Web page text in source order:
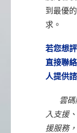
到最優
求。
若您想
直接聯
人提供
雲
入支援
援服務